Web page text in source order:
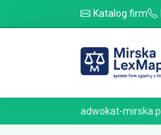
Katalog firm
adwokat-mirska.pl